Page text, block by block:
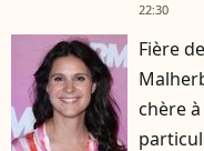
22:30
Fière
chère